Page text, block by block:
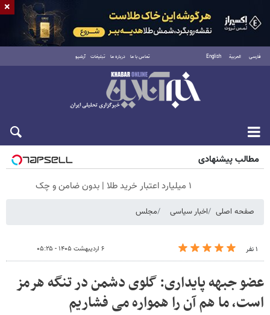
فارسی العربية English تماس با ما درباره ما تبلیغات آرشیو
شنبه ۱۷ مرداد ۱۴۰۵
مطالب پیشنهادی
۱ میلیارد اعتبار خرید طلا | بدون ضامن و چک
صفحه اصلی اخبار سیاسی مجلس
۱ نفر ۶ اردیبهشت ۱۴۰۵ - ۰۵:۲۵
عضو جبهه پایداری: گلوی دشمن در تنگه هرمز
است، ما هم آن را همواره می فشاریم
×